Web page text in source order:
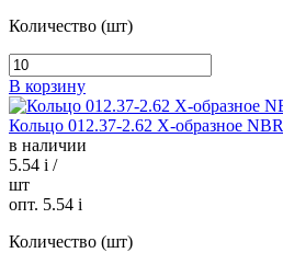
Количество (шт)
В корзину
Кольцо 012.37-2.62 Х-образное
в наличии
5.54 i /
шт
опт. 5.54 i
Количество (шт)